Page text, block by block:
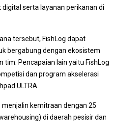
serta layanan perikanan di
tersebut, FishLog dapat
bergabung dengan ekosistem
Pencapaian lain yaitu FishLog
dan program akselerasi
ULTRA.
menjalin kemitraan dengan 25
di daerah pesisir dan